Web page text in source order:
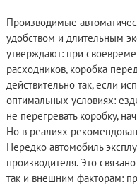
Производимые
удобством и длительным
утверждают: при
расходников, коробка
действительно так, если
оптимальных условиях:
не перегревать коробку,
Но в реалиях
Нередко автомобиль
производителя. Это
так и внешним факторам: